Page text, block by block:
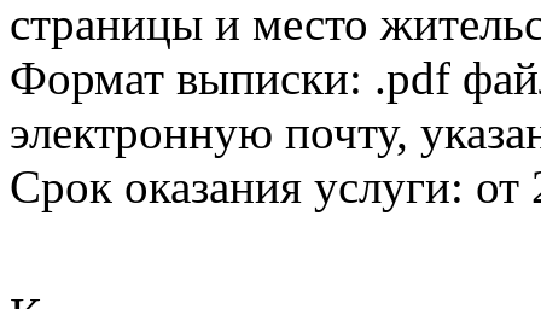
страницы и место
Формат выписки: .pdf
электронную почту,
Срок оказания услуги: от